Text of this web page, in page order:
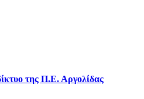
της Π.Ε. Αργολίδας